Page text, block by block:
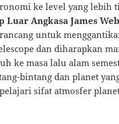
ke level yang lebih
Luar Angkasa James
untuk
dan diharapkan
ke masa lalu alam
bintang dan planet
sifat atmosfer